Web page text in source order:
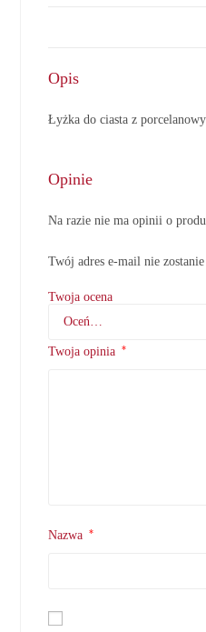
Opis
Łyżka do ciasta z
Opinie
Na razie nie ma opinii o
Twój adres e-mail nie
Twoja ocena
Twoja opinia *
Nazwa *